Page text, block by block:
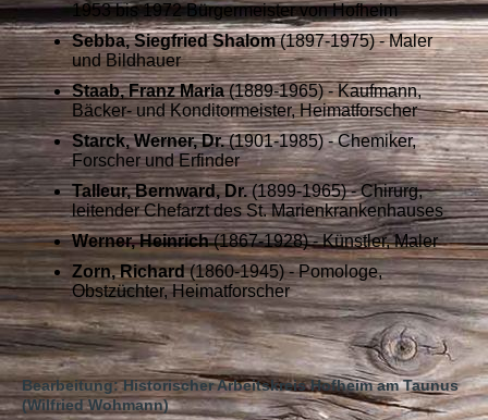
1953 bis 1972 Bürgermeister von Hofheim
Sebba, Siegfried Shalom(1897-1975) - Maler
und Bildhauer
Staab, Franz Maria(1889-1965) - Kaufmann,
Bäcker- und Konditormeister, Heimatforscher
Starck, Werner, Dr.(1901-1985) - Chemiker,
Forscher und Erfinder
Talleur, Bernward, Dr.(1899-1965) - Chirurg,
leitender Chefarzt des St. Marienkrankenhauses
Werner, Heinrich(1867-1928) - Künstler, Maler
Zorn, Richard(1860-1945) - Pomologe,
Obstzüchter, Heimatforscher
Bearbeitung: Historischer Arbeitskreis Hofheim am Taunus
(Wilfried Wohmann)